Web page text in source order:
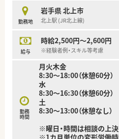
今でも現場に出ており、働き
さる方です。
■認定薬剤師資格取得支援で
ます。
勤務地
岩手県 北上市
北上駅 (JR北上線)
給与
時給2,500円～2,600円
※経験者例・スキル等考慮
勤務
時間
月火木金
8:30～18:00（休憩60分）
水
8:30～16:30（休憩60分）
土
8:30～13:00（休憩なし）
※曜日・時間は相談の上
※1カ月単位の変形労働